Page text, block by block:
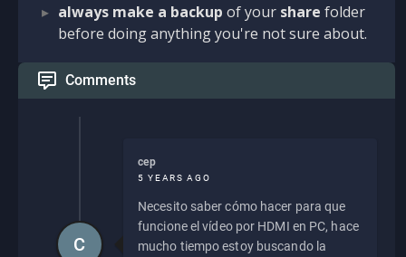
always make a backup of your share folder
before doing anything you're not sure about.
Comments
cep
5 YEARS AGO
Necesito saber cómo hacer para que
funcione el vídeo por HDMI en PC, hace
mucho tiempo estoy buscando la
C